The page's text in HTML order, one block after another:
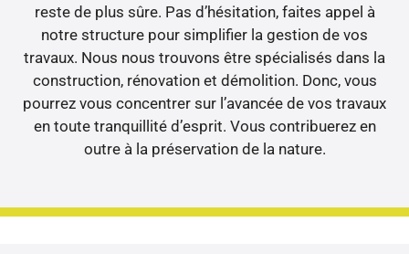
reste de plus sûre. Pas d’hésitation, faites appel à
notre structure pour simplifier la gestion de vos
travaux. Nous nous trouvons être spécialisés dans la
construction, rénovation et démolition. Donc, vous
pourrez vous concentrer sur l’avancée de vos travaux
en toute tranquillité d’esprit. Vous contribuerez en
outre à la préservation de la nature.